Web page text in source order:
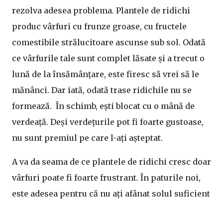
rezolva adesea problema. Plantele de ridichi
produc vârfuri cu frunze groase, cu fructele
comestibile strălucitoare ascunse sub sol. Odată
ce vârfurile tale sunt complet lăsate și a trecut o
lună de la însămânțare, este firesc să vrei să le
mănânci. Dar iată, odată trase ridichile nu se
formează. În schimb, ești blocat cu o mână de
verdeață. Deși verdețurile pot fi foarte gustoase,
nu sunt premiul pe care l-ați așteptat.
A va da seama de ce plantele de ridichi cresc doar
vârfuri poate fi foarte frustrant. În paturile noi,
este adesea pentru că nu ați afânat solul suficient